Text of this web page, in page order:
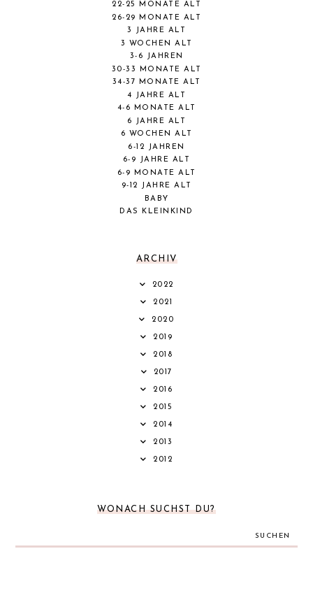
22-25 MONATE ALT
26-29 MONATE ALT
3 JAHRE ALT
3 WOCHEN ALT
3-6 JAHREN
30-33 MONATE ALT
34-37 MONATE ALT
4 JAHRE ALT
4-6 MONATE ALT
6 JAHRE ALT
6 WOCHEN ALT
6-12 JAHREN
6-9 JAHRE ALT
6-9 MONATE ALT
9-12 JAHRE ALT
BABY
DAS KLEINKIND
ARCHIV
2022
2021
2020
2019
2018
2017
2016
2015
2014
2013
2012
WONACH SUCHST DU?
SUCHEN